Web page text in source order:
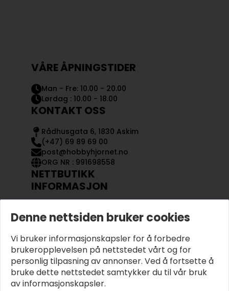
VÅRE ÅPNINGSTIDER
Man - Fre: 10.00 - 20.00
Lørdag : 10.00 - 18.00
KONTAKT OSS
Rådhusgata 6, 1830 Askim
(+47) 69 89 69 00
post@hobbyhjornet.no
ORG NR : 991698558
NETTBUTIKK
INFORMASJON
OM OSS
KJØPSVILKÅR OG BETINGELSER
PERSONVERN
Denne nettsiden bruker cookies
Vi bruker informasjonskapsler for å forbedre
brukeropplevelsen på nettstedet vårt og for
personlig tilpasning av annonser. Ved å fortsette å
bruke dette nettstedet samtykker du til vår bruk
av informasjonskapsler.